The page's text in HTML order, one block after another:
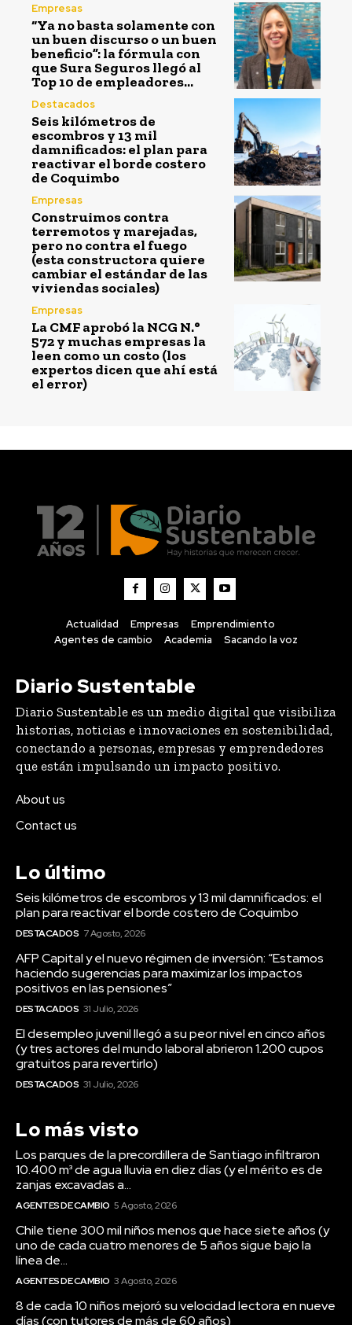
Empresas
“Ya no basta solamente con
un buen discurso o un buen
beneficio”: la fórmula con
que Sura Seguros llegó al
Top 10 de empleadores...
Destacados
Seis kilómetros de
escombros y 13 mil
damnificados: el plan para
reactivar el borde costero
de Coquimbo
Empresas
Construimos contra
terremotos y marejadas,
pero no contra el fuego
(esta constructora quiere
cambiar el estándar de las
viviendas sociales)
Empresas
La CMF aprobó la NCG N.°
572 y muchas empresas la
leen como un costo (los
expertos dicen que ahí está
el error)
Actualidad Empresas
Emprendimiento
Agentes de cambio
Academia Sacando la voz
Diario Sustentable
Diario Sustentable es un medio digital que visibiliza
historias, noticias e innovaciones en sostenibilidad,
conectando a personas, empresas y emprendedores
que están impulsando un impacto positivo.
About us
Contact us
Lo último
Seis kilómetros de escombros y 13 mil damnificados: el
plan para reactivar el borde costero de Coquimbo
DESTACADOS 7 Agosto, 2026
AFP Capital y el nuevo régimen de inversión: “Estamos
haciendo sugerencias para maximizar los impactos
positivos en las pensiones”
DESTACADOS 31 Julio, 2026
El desempleo juvenil llegó a su peor nivel en cinco años
(y tres actores del mundo laboral abrieron 1.200 cupos
gratuitos para revertirlo)
DESTACADOS 31 Julio, 2026
Lo más visto
Los parques de la precordillera de Santiago infiltraron
10.400 m³ de agua lluvia en diez días (y el mérito es de
zanjas excavadas a...
AGENTES DE CAMBIO 5 Agosto, 2026
Chile tiene 300 mil niños menos que hace siete años (y
uno de cada cuatro menores de 5 años sigue bajo la
línea de...
AGENTES DE CAMBIO 3 Agosto, 2026
8 de cada 10 niños mejoró su velocidad lectora en nueve
días (con tutores de más de 60 años)